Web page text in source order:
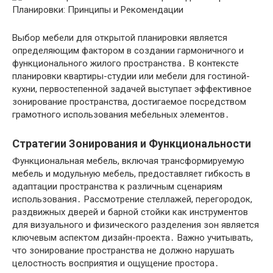
Выбор мебели для открытой планировки является
определяющим фактором в создании гармоничного и
функционального жилого пространства․ В контексте
планировки квартиры-студии или мебели для гостиной-
кухни, первостепенной задачей выступает эффективное
зонирование пространства, достигаемое посредством
грамотного использования мебельных элементов․
Стратегии Зонирования и Функциональности
Функциональная мебель, включая трансформируемую
мебель и модульную мебель, предоставляет гибкость в
адаптации пространства к различным сценариям
использования․ Рассмотрение стеллажей, перегородок,
раздвижных дверей и барной стойки как инструментов
для визуального и физического разделения зон является
ключевым аспектом дизайн-проекта․ Важно учитывать,
что зонирование пространства не должно нарушать
целостность восприятия и ощущение простора․